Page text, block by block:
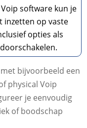
software kun je
inzetten op vaste
opties als
bijvoorbeeld een
physical Voip
je eenvoudig
of boodschap